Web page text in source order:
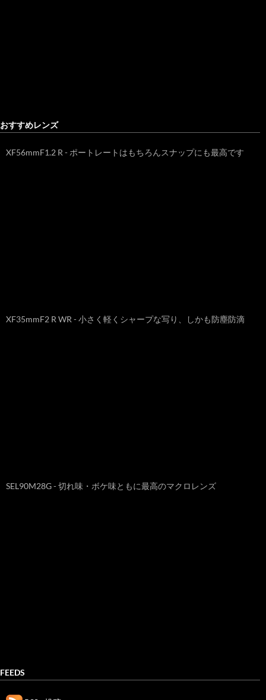
おすすめレンズ
XF56mmF1.2 R - ポートレートはもちろんスナップにも最高です
XF35mmF2 R WR - 小さく軽くシャープな写り、しかも防塵防滴
SEL90M28G - 切れ味・ボケ味ともに最高のマクロレンズ
FEEDS